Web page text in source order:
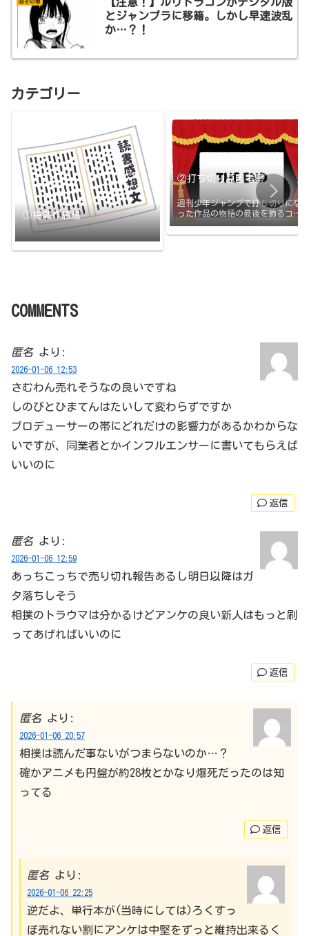
⑥その他
【注意！】ルリドラゴンがデジタル版
とジャンプラに移籍。しかし早速波乱
か…？！
カテゴリー
①掲載作感想
②打ち切り原因考察
週刊少年ジャンプで打ち切りにな
った作品の物語の最後を飾るコマ
打ち切られたその日に更新
COMMENTS
匿名 より:
2026-01-06 12:53
さむわん売れそうなの良いですね
しのびとひまてんはたいして変わらずですか
プロデューサーの帯にどれだけの影響力があるかわからな
いですが、同業者とかインフルエンサーに書いてもらえば
いいのに
返信
匿名 より:
2026-01-06 12:59
あっちこっちで売り切れ報告あるし明日以降はガ
タ落ちしそう
相撲のトラウマは分かるけどアンケの良い新人はもっと刷
ってあげればいいのに
返信
匿名 より:
2026-01-06 20:57
相撲は読んだ事ないがつまらないのか…？
確かアニメも円盤が約28枚とかなり爆死だったのは知
ってる
返信
匿名 より:
2026-01-06 22:25
逆だよ、単行本が(当時にしては)ろくすっ
ぽ売れない割にアンケは中堅をずっと維持出来るく